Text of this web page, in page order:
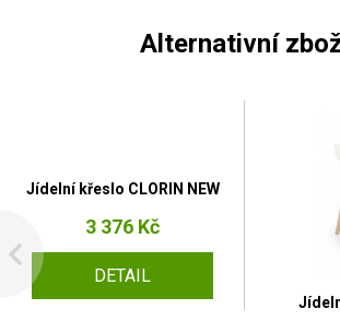
Alternativní
Jídelní křeslo CLORIN NEW
3 376 Kč
DETAIL